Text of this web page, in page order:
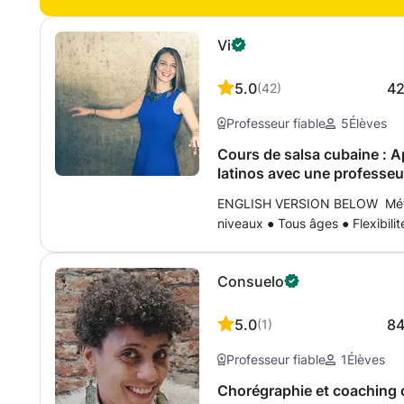
Vi
5.0(42)
Professeur fiable 5Élèves
Cours de salsa cubaine :
latinos avec une
ENGLISH VERSION BELOW
niveaux ● Tous âges ●
pour laquelle je commence par
J'enseigne la salsa de façon
danseurs professionnels.
aux détails qui feront de vous
Consuelo
5.0(1)
Professeur fiable 1Élèves
Chorégraphie et coaching